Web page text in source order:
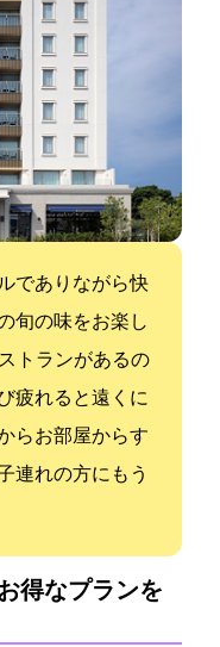
でありながら快
旬の味をお楽し
トランがあるの
疲れると遠くに
らお部屋からす
連れの方にもう
得なプランを